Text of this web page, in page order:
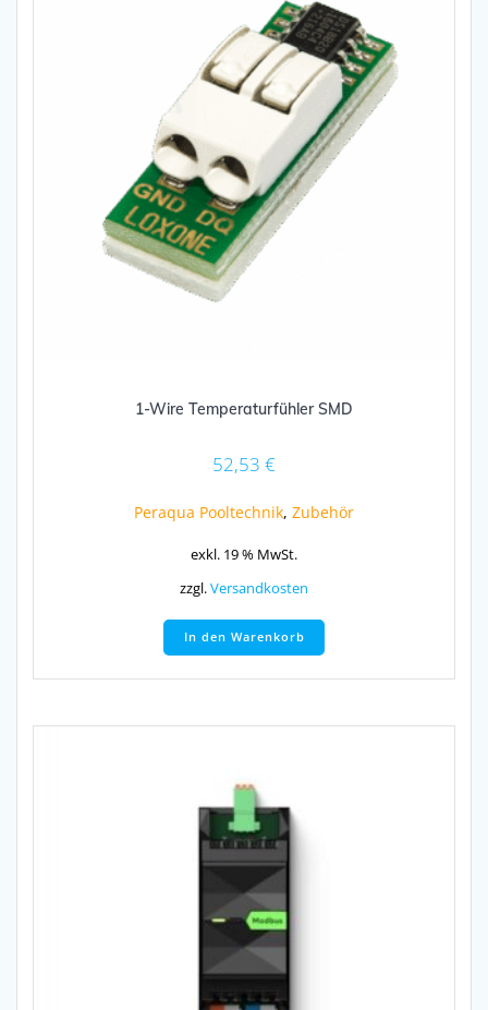
1-Wire Temperaturfühler SMD
52,53 €
Peraqua Pooltechnik, Zubehör
exkl. 19 % MwSt.
zzgl.Versandkosten
In den Warenkorb